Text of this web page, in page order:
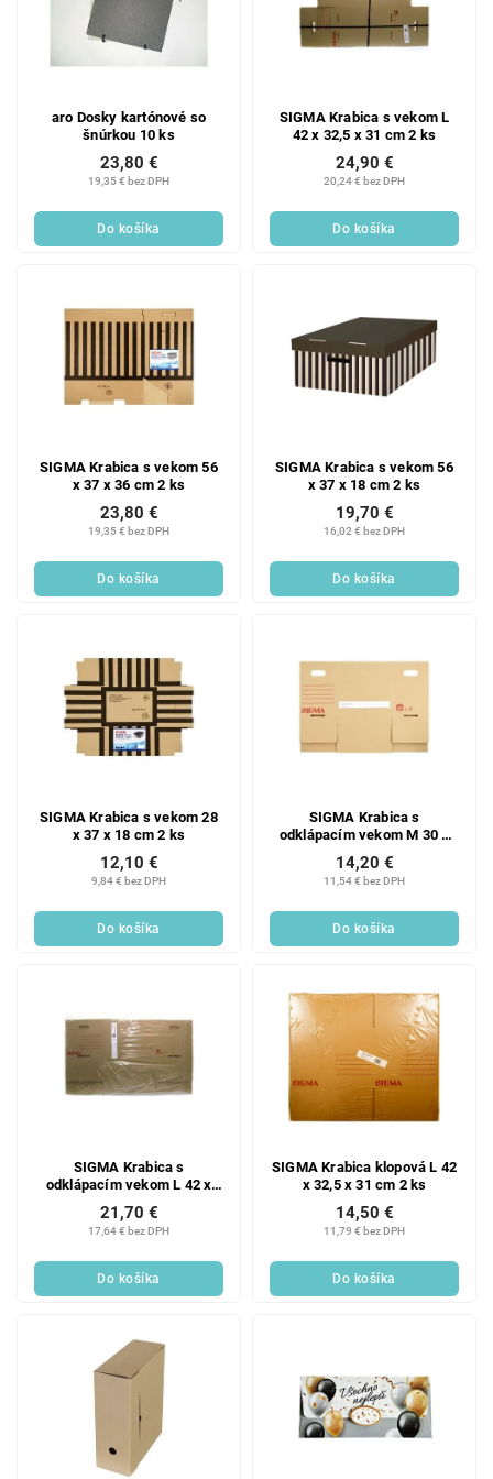
aro Dosky kartónové so
šnúrkou 10 ks
19,35 € bez DPH
23,80 €
Do košíka
SIGMA Krabica s vekom L
42 x 32,5 x 31 cm 2 ks
20,24 € bez DPH
24,90 €
Do košíka
SIGMA Krabica s vekom 56
x 37 x 36 cm 2 ks
19,35 € bez DPH
23,80 €
Do košíka
SIGMA Krabica s vekom 56
x 37 x 18 cm 2 ks
16,02 € bez DPH
19,70 €
Do košíka
SIGMA Krabica s vekom 28
x 37 x 18 cm 2 ks
9,84 € bez DPH
12,10 €
Do košíka
SIGMA Krabica s
odklápacím vekom M 30 x
11,54 € bez DPH
14,20 €
Do košíka
SIGMA Krabica s
odklápacím vekom L 42 x
17,64 € bez DPH
21,70 €
Do košíka
SIGMA Krabica klopová L 42
x 32,5 x 31 cm 2 ks
11,79 € bez DPH
14,50 €
Do košíka